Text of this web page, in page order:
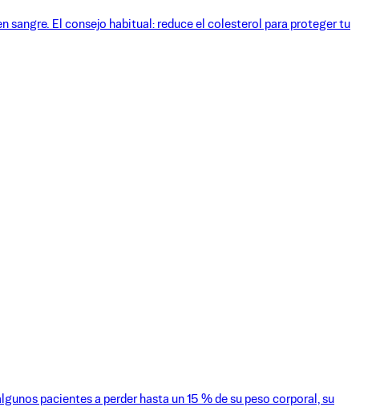
sangre. El consejo habitual: reduce el colesterol para proteger tu
pacientes a perder hasta un 15 % de su peso corporal, su